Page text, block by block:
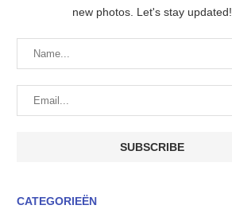
new photos. Let's stay updated!
CATEGORIEËN